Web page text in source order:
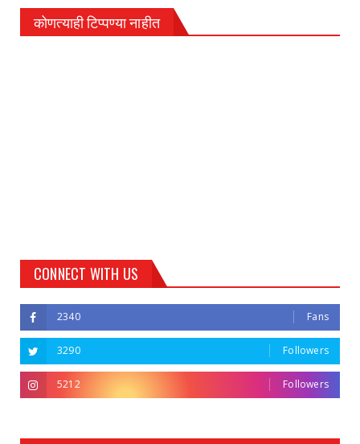
कोणत्याही टिप्पण्‍या नाहीत
CONNECT WITH US
2340 Fans
3290 Followers
5212 Followers